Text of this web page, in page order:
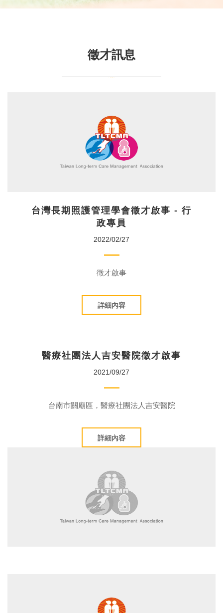
徵才訊息
台灣長期照護管理學會徵才啟事 - 行
政專員
2022/02/27
徵才啟事
詳細內容
醫療社團法人吉安醫院徵才啟事
2021/09/27
台南市關廟區，醫療社團法人吉安醫院
詳細內容